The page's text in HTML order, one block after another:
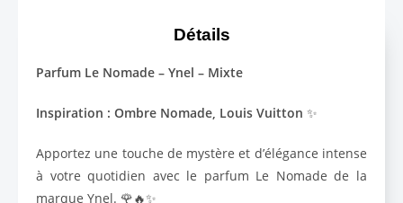
Détails
Parfum Le Nomade – Ynel – Mixte
Inspiration : Ombre Nomade, Louis Vuitton ✨
Apportez une touche de mystère et d’élégance intense
à votre quotidien avec le parfum Le Nomade de la
marque Ynel. 🌹🔥✨